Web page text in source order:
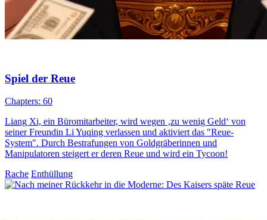
Spiel der Reue
Chapters: 60
Liang Xi, ein Büromitarbeiter, wird wegen ‚zu wenig Geld‘ von
seiner Freundin Li Yuqing verlassen und aktiviert das "Reue-
System". Durch Bestrafungen von Goldgräberinnen und
Manipulatoren steigert er deren Reue und wird ein Tycoon!
Rache Enthüllung